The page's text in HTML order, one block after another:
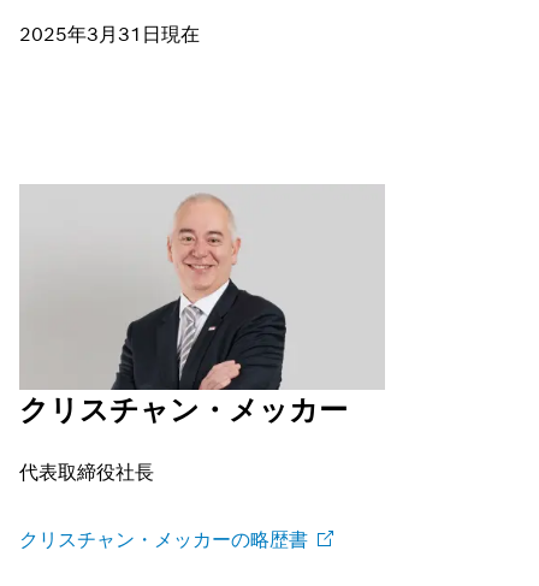
2025年3月31日現在
クリスチャン・メッカー
代表取締役社長
クリスチャン・メッカーの略歴書